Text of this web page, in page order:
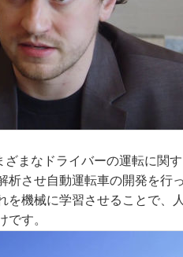
まなドライバーの運転に関
析させ自動運転車の開発を行
を機械に学習させることで、
す。